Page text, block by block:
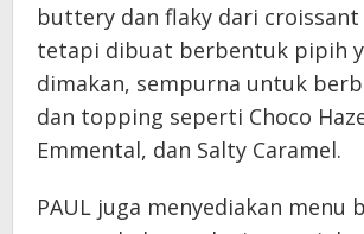
buttery dan flaky dari
tetapi dibuat berbentuk pipih
dimakan, sempurna untuk
dan topping seperti Choco
Emmental, dan Salty Caramel.
PAUL juga menyediakan menu